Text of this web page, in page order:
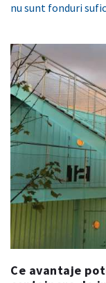
nu sunt fonduri
Ce avantaje